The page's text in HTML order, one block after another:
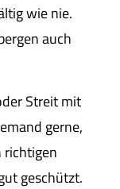
wie nie.
auch
Streit mit
gerne,
richtigen
geschützt.